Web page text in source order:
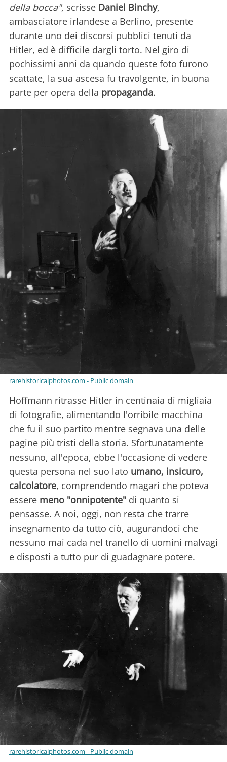
della bocca", scrisse Daniel Binchy,
ambasciatore irlandese a Berlino, presente
durante uno dei discorsi pubblici tenuti da
Hitler, ed è difficile dargli torto. Nel giro di
pochissimi anni da quando queste foto furono
scattate, la sua ascesa fu travolgente, in buona
parte per opera della propaganda.
rarehistoricalphotos.com - Public domain
Hoffmann ritrasse Hitler in centinaia di migliaia
di fotografie, alimentando l'orribile macchina
che fu il suo partito mentre segnava una delle
pagine più tristi della storia. Sfortunatamente
nessuno, all'epoca, ebbe l'occasione di vedere
questa persona nel suo lato umano, insicuro,
calcolatore, comprendendo magari che poteva
essere meno "onnipotente" di quanto si
pensasse. A noi, oggi, non resta che trarre
insegnamento da tutto ciò, augurandoci che
nessuno mai cada nel tranello di uomini malvagi
e disposti a tutto pur di guadagnare potere.
rarehistoricalphotos.com - Public domain